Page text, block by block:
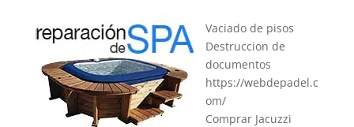
Vaciado de pisos
Destruccion de
documentos
https://webdepadel.c
om/
Comprar Jacuzzi